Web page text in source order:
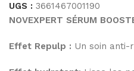
UGS : 3661467001190
NOVEXPERT SÉRUM
Effet Repulp : Un soin anti-